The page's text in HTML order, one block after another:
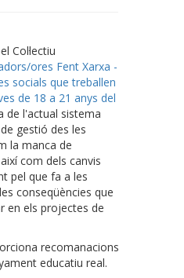
Col·lectiu
ores Fent Xarxa -
socials que treballen
de 18 a 21 anys del
de l'actual sistema
gestió des les
la manca de
com dels canvis
pel que fa a les
conseqüències que
en els projectes de
recomanacions
educatiu real.